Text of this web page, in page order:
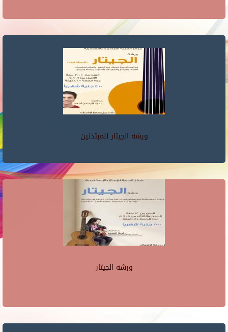
ورشه الجيتار للمبتدئين
ورشه الجيتار